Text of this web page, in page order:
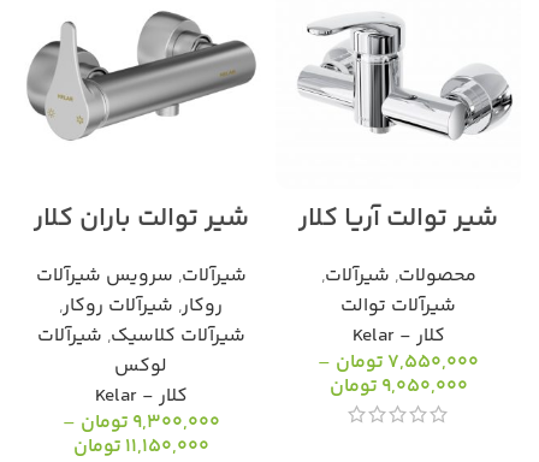
شیر توالت آریا کلار
محصولات, شیرآلات,
شیرآلات توالت
کلار - Kelar
7,550,000 تومان –
9,050,000 تومان
شیر توالت باران کلار
شیرآلات, سرویس شیرآلات
روکار, شیرآلات روکار,
شیرآلات کلاسیک, شیرآلات
لوکس
کلار - Kelar
9,300,000 تومان –
11,150,000 تومان